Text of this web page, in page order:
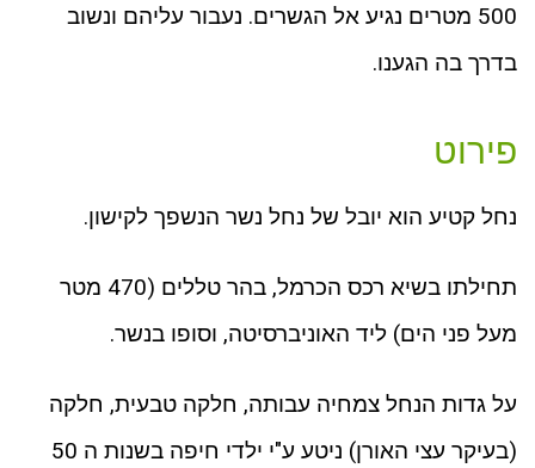
500 מטרים נגיע אל הגשרים. נעבור עליהם ונשוב
בדרך בה הגענו.
פירוט
נחל קטיע הוא יובל של נחל נשר הנשפך לקישון.
תחילתו בשיא רכס הכרמל, בהר טללים (470 מטר
מעל פני הים) ליד האוניברסיטה, וסופו בנשר.
על גדות הנחל צמחיה עבותה, חלקה טבעית, חלקה
(בעיקר עצי האורן) ניטע ע"י ילדי חיפה בשנות ה 50